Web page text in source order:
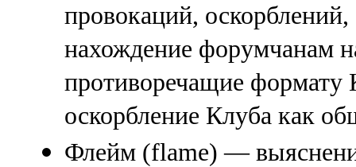
провокаций,
нахождение форумчанам
противоречащие формату
оскорбление Клуба как
Флейм (flame) —